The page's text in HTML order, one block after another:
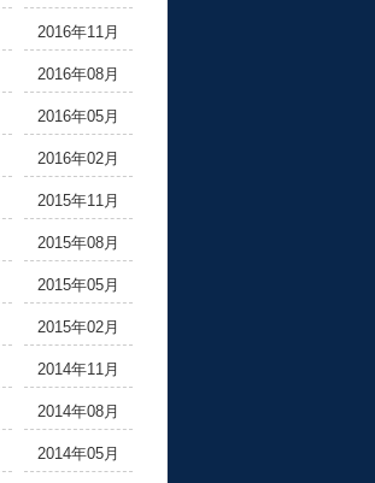
2016年11月
2016年08月
2016年05月
2016年02月
2015年11月
2015年08月
2015年05月
2015年02月
2014年11月
2014年08月
2014年05月